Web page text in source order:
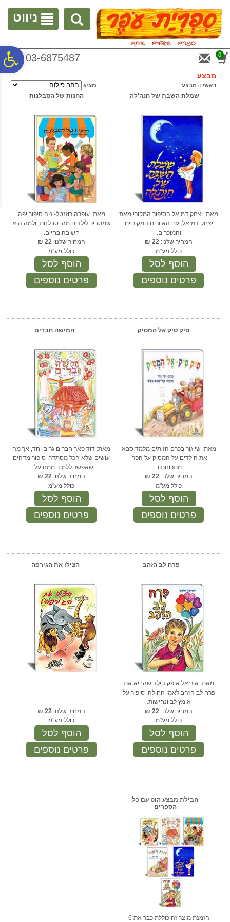
נגישות
אתר
המרכזי
ניווט
03-6875487 0
מבצע
ראשי > מבצע
מציג
שמלת השבת של חנה'לה
מאת: יצחק דמיאל הסיפור המקורי מאת
יצחק דמיאל, עם האיורים המקוריים
והמוכרים.
המחיר שלנו: 22
₪
כולל מע"מ
הוסף לסל
פרטים נוספים
החנות של הסבלנות
מאת: עופרה רוזנטל- נוה סיפור יפה
שמסביר לילדים מהי סבלנות, ולמה היא
חשובה בחיים.
המחיר שלנו: 22
₪
כולל מע"מ
הוסף לסל
פרטים נוספים
סיק סיק אל המסיק
מאת: שי גור בכרם הזיתים מלמד סבא
את הילדים על המסיק על הפרי
מתכונותיו.
המחיר שלנו: 22
₪
כולל מע"מ
הוסף לסל
פרטים נוספים
חמישה חברים
מאת: דוד פאר חברים גרים יחד, אך מה
עושים שלא הכל מסתדר. סיפור מדהים
שאפשר ללמוד ממנו על...
המחיר שלנו: 22
₪
כולל מע"מ
הוסף לסל
פרטים נוספים
פרח לב הזהב
מאת: אוריאל אופק הילד שהביא את
פרח לב הזהב לאמו החולה סיפור על
אומץ לב ונחישות.
המחיר שלנו: 22
₪
כולל מע"מ
הוסף לסל
פרטים נוספים
הצילו את הגירפה
המחיר שלנו: 22
₪
כולל מע"מ
הוסף לסל
פרטים נוספים
חבילת מבצע הוט עם כל
הספרים
הזמנת מוצר זה כוללת כבר את 6